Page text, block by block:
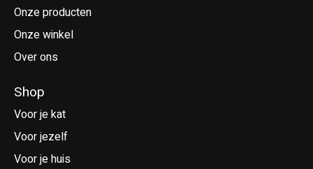
Onze producten
Onze winkel
Over ons
Shop
Voor je kat
Voor jezelf
Voor je huis